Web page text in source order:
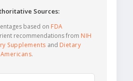
Sources:
based on FDA
recommendations from NIH
Supplements and Dietary
.